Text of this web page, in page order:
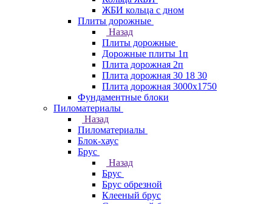
ЖБИ кольца с дном
Плиты дорожные
Назад
Плиты дорожные
Дорожные плиты 1п
Плита дорожная 2п
Плита дорожная 30 18 30
Плита дорожная 3000х1750
Фундаментные блоки
Пиломатериалы
Назад
Пиломатериалы
Блок-хаус
Брус
Назад
Брус
Брус обрезной
Клееный брус